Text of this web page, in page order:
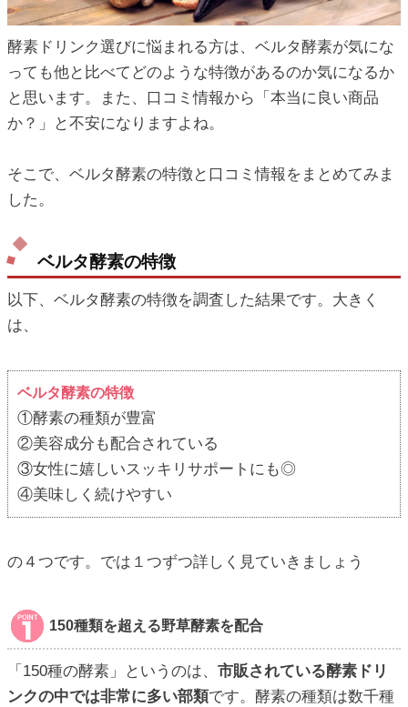
酵素ドリンク選びに悩まれる方は、ベルタ酵素が気にな
っても他と比べてどのような特徴があるのか気になるか
と思います。また、口コミ情報から「本当に良い商品
か？」と不安になりますよね。
そこで、ベルタ酵素の特徴と口コミ情報をまとめてみま
した。
ベルタ酵素の特徴
以下、ベルタ酵素の特徴を調査した結果です。大きく
は、
ベルタ酵素の特徴
①酵素の種類が豊富
②美容成分も配合されている
③女性に嬉しいスッキリサポートにも◎
④美味しく続けやすい
の４つです。では１つずつ詳しく見ていきましょう
150種類を超える野草酵素を配合
「150種の酵素」というのは、 市販されている酵素ドリ
ンクの中では非常に多い部類です。酵素の種類は数千種